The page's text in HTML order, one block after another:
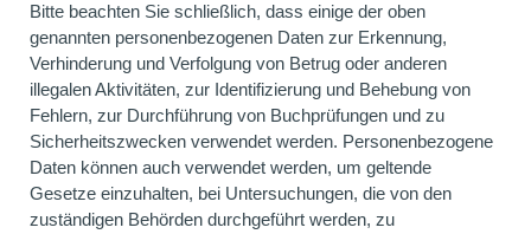
Bitte beachten Sie schließlich, dass einige der oben
genannten personenbezogenen Daten zur Erkennung,
Verhinderung und Verfolgung von Betrug oder anderen
illegalen Aktivitäten, zur Identifizierung und Behebung von
Fehlern, zur Durchführung von Buchprüfungen und zu
Sicherheitszwecken verwendet werden. Personenbezogene
Daten können auch verwendet werden, um geltende
Gesetze einzuhalten, bei Untersuchungen, die von den
zuständigen Behörden durchgeführt werden, zu